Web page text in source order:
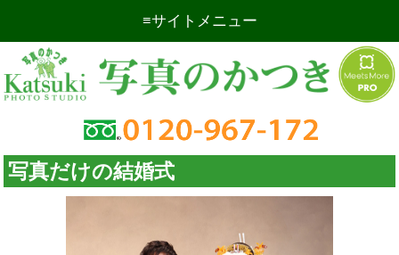
サイトメニュー
証明写真
出張撮影
記念写真
商業写真
複写写真
写真だけの結婚式